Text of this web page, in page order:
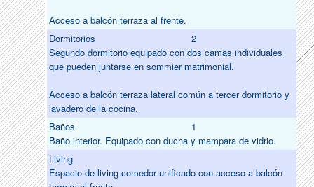
Acceso a balcón terraza al frente.
Dormitorios
2
Segundo dormitorio equipado con dos camas individuales
que pueden juntarse en sommier matrimonial.
Acceso a balcón terraza lateral común a tercer dormitorio y
lavadero de la cocina.
Baños
1
Baño interior. Equipado con ducha y mampara de vidrio.
Living
Espacio de living comedor unificado con acceso a balcón